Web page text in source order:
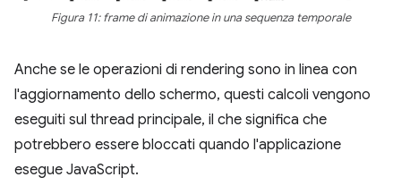
Figura 11: frame di animazione in una sequenza temporale
Anche se le operazioni di rendering sono in linea con
l'aggiornamento dello schermo, questi calcoli vengono
eseguiti sul thread principale, il che significa che
potrebbero essere bloccati quando l'applicazione
esegue JavaScript.